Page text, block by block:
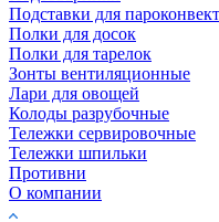
Подставки для
Полки для досок
Полки для тарелок
Зонты вентиляционные
Лари для овощей
Колоды разрубочные
Тележки сервировочные
Тележки шпильки
Противни
О компании